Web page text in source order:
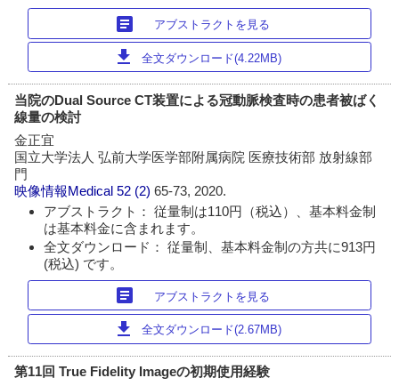
article アブストラクトを見る
download 全文ダウンロード(4.22MB)
当院のDual Source CT装置による冠動脈検査時の患者被ばく
線量の検討
金正宜
国立大学法人 弘前大学医学部附属病院 医療技術部 放射線部
門
映像情報Medical 52 (2)65-73, 2020.
アブストラクト： 従量制は110円（税込）、基本料金制
は基本料金に含まれます。
全文ダウンロード： 従量制、基本料金制の方共に913円
(税込) です。
article アブストラクトを見る
download 全文ダウンロード(2.67MB)
第11回 True Fidelity Imageの初期使用経験